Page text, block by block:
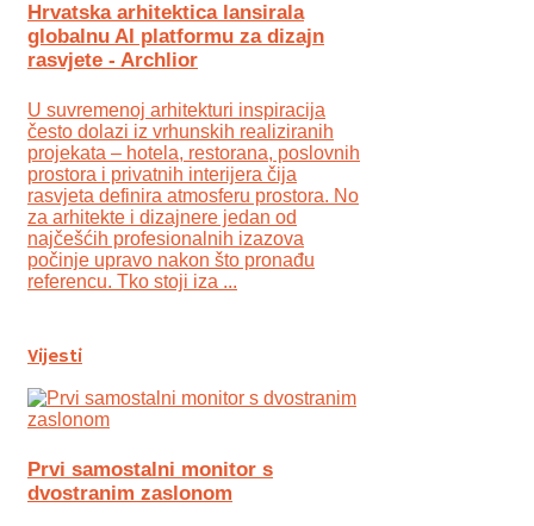
Hrvatska arhitektica lansirala
globalnu AI platformu za dizajn
rasvjete - Archlior
U suvremenoj arhitekturi inspiracija
često dolazi iz vrhunskih realiziranih
projekata – hotela, restorana, poslovnih
prostora i privatnih interijera čija
rasvjeta definira atmosferu prostora. No
za arhitekte i dizajnere jedan od
najčešćih profesionalnih izazova
počinje upravo nakon što pronađu
referencu. Tko stoji iza ...
Vijesti
Prvi samostalni monitor s
dvostranim zaslonom